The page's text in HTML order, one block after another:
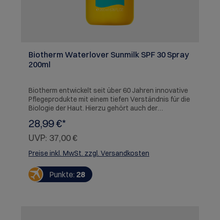
Biotherm Waterlover Sunmilk SPF 30 Spray
200ml
Biotherm entwickelt seit über 60 Jahren innovative
Pflegeprodukte mit einem tiefen Verständnis für die
Biologie der Haut. Hierzu gehört auch der
aquatischen Aktivstoffen, der eine hohe
Verträglichkeit mit der Freude an sinnlichen
Texturen vereint. Hierzu trägt besonders die
feuchtigkeitsspendende Formel bei, die mit
ihre volle Wirksamkeit entfalten kann. Waterlover
Sun Milk ist der erste ökologisch entwickelte
28,99 €*
UVP: 37,00 €
Preise inkl. MwSt. zzgl. Versandkosten
Punkte: 28